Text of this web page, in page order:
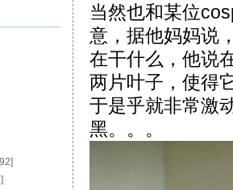
当然也和某位
意，据他妈妈说
在干什么，他说
两片叶子，使得
于是乎就非常激
黑。。。